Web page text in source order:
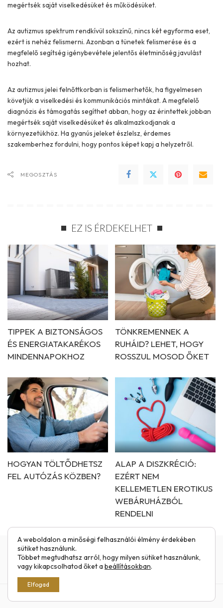
megértsék saját viselkedésüket és működésüket.
Az autizmus spektrum rendkívül sokszínű, nincs két egyforma eset,
ezért is nehéz felismerni. Azonban a tünetek felismerése és a
megfelelő segítség igénybevétele jelentős életminőség javulást
hozhat.
Az autizmus jelei felnőttkorban is felismerhetők, ha figyelmesen
követjük a viselkedési és kommunikációs mintákat. A megfelelő
diagnózis és támogatás segíthet abban, hogy az érintettek jobban
megértsék saját viselkedésüket és alkalmazkodjanak a
környezetükhöz. Ha gyanús jeleket észlelsz, érdemes
szakemberhez fordulni, hogy pontos képet kapj a helyzetről.
MEGOSZTÁS
EZ IS ÉRDEKELHET
TIPPEK A BIZTONSÁGOS
ÉS ENERGIATAKARÉKOS
MINDENNAPOKHOZ
TÖNKREMENNEK A
RUHÁID? LEHET, HOGY
ROSSZUL MOSOD ŐKET
HOGYAN TÖLTŐDHETSZ
FEL AUTÓZÁS KÖZBEN?
ALAP A DISZKRÉCIÓ:
EZÉRT NEM
KELLEMETLEN EROTIKUS
WEBÁRUHÁZBÓL
RENDELNI
Impresszum Általános Szerződési Feltételek
A weboldalon a minőségi felhasználói élmény érdekében
sütiket használunk.
Többet megtudhatsz arról, hogy milyen sütiket használunk,
vagy kikapcsolhatod őket abeállításokban.
Elfogad